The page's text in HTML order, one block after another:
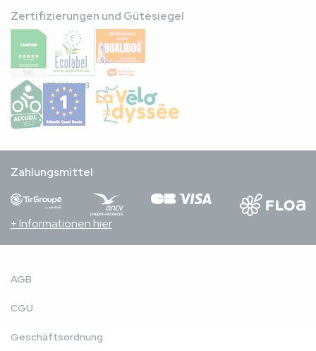
Zertifizierungen und Gütesiegel
FR/051/018
Zahlungsmittel
+ Informationen hier
AGB
CGU
Geschäftsordnung